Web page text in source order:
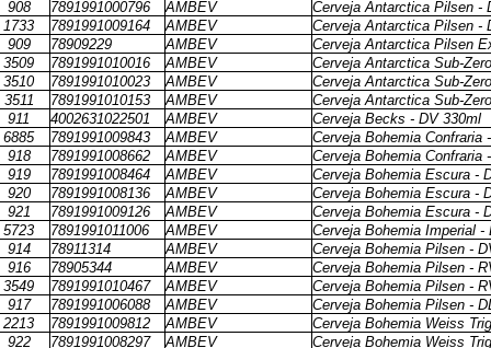
908
7891991000796 AMBEV
Cerveja Antarctica Pilsen -
1733
7891991009164 AMBEV
Cerveja Antarctica Pilsen -
909
78909229 AMBEV
Cerveja Antarctica Pilsen
3509
7891991010016 AMBEV
Cerveja Antarctica Sub-
3510
7891991010023 AMBEV
Cerveja Antarctica Sub-
3511
7891991010153 AMBEV
Cerveja Antarctica Sub-
911
4002631022501 AMBEV
Cerveja Becks - DV 330ml
6885
7891991009843 AMBEV
Cerveja Bohemia Confraria
918
7891991008662 AMBEV
Cerveja Bohemia Confraria
919
7891991008464 AMBEV
Cerveja Bohemia Escura -
920
7891991008136 AMBEV
Cerveja Bohemia Escura -
921
7891991009126 AMBEV
Cerveja Bohemia Escura -
5723
7891991011006 AMBEV
Cerveja Bohemia Imperial -
914
78911314 AMBEV
Cerveja Bohemia Pilsen -
916
78905344 AMBEV
Cerveja Bohemia Pilsen -
3549
7891991010467 AMBEV
Cerveja Bohemia Pilsen -
917
7891991006088 AMBEV
Cerveja Bohemia Pilsen -
2213
7891991009812 AMBEV
Cerveja Bohemia Weiss
922
7891991008297 AMBEV Cerveja Bohemia Weiss